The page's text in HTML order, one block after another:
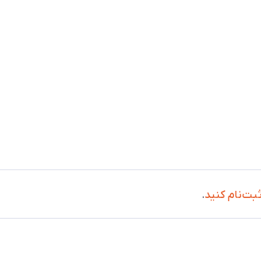
ثبت‌نام کنید.